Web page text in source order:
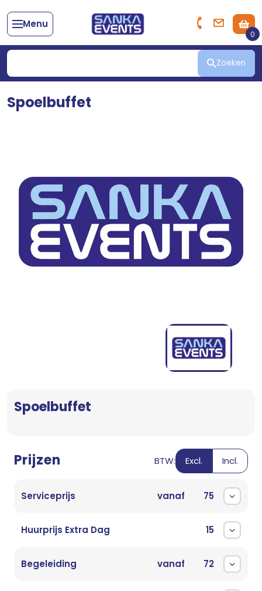
Menu
0
Zoeken
Spoelbuffet
Spoelbuffet
Prijzen BTW: Excl. Incl.
Serviceprijs vanaf 75
Huurprijs Extra Dag 15
Begeleiding vanaf 72